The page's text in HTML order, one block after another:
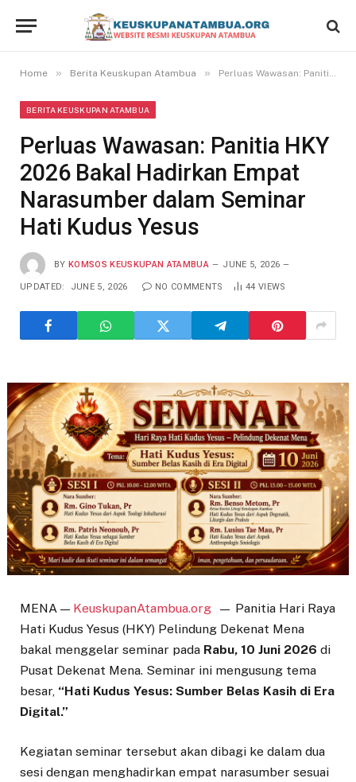
Home » Berita Keuskupan Atambua » Perluas Wawasan: Panitia HKY 2026 Bakal Hadirkan Empat Narasumber dalam Seminar Hati Kudus Yesus
BERITA KEUSKUPAN ATAMBUA
Perluas Wawasan: Panitia HKY
2026 Bakal Hadirkan Empat
Narasumber dalam Seminar
Hati Kudus Yesus
BY KOMSOS KEUSKUPAN ATAMBUA JUNE 5, 2026
UPDATED: JUNE 5, 2026 NO COMMENTS 44 VIEWS
MENA — KeuskupanAtambua.org — Panitia Hari Raya
Hati Kudus Yesus (HKY) Pelindung Dekenat Mena
bakal menggelar seminar pada Rabu, 10 Juni 2026 di
Pusat Dekenat Mena. Seminar ini mengusung tema
besar, “Hati Kudus Yesus: Sumber Belas Kasih di Era
Digital.”
Kegiatan seminar tersebut akan dibagi ke dalam dua
sesi dengan menghadirkan empat narasumber sesuai